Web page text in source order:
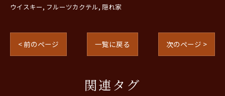
ウイスキー フルーツカクテル 隠れ家
< 前のページ 一覧に戻る 次のページ >
関連タグ